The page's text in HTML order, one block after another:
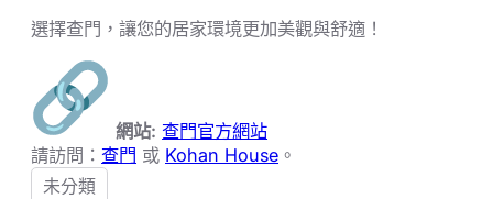
選擇查門，讓您的居家環境更加美觀與舒適！
網站: 查門官方網站
請訪問： 查門 或 Kohan House 。
未分類